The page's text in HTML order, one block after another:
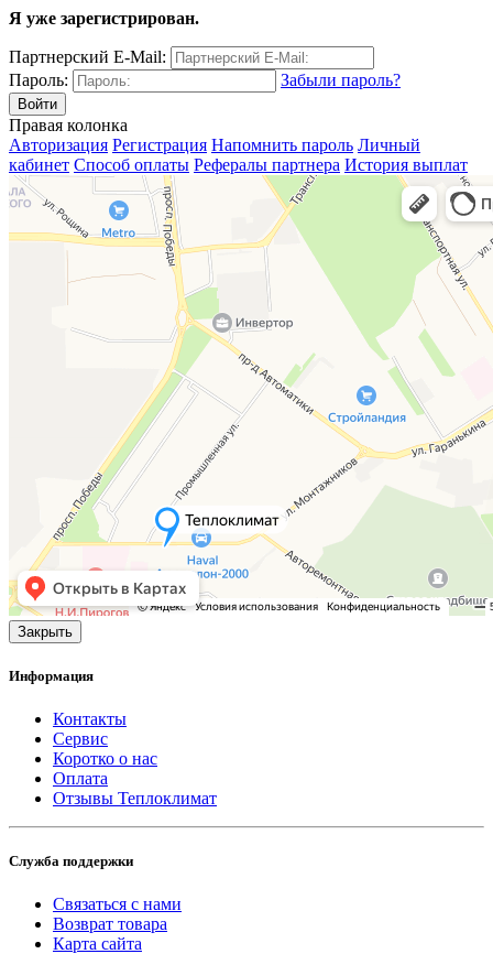
Я уже зарегистрирован.
Партнерский E-Mail:
Пароль:
Забыли пароль?
Правая колонка
Авторизация Регистрация Напомнить пароль Личный
кабинет Способ оплаты Рефералы партнера История выплат
Закрыть
Информация
Контакты
Сервис
Коротко о нас
Оплата
Отзывы Теплоклимат
Служба поддержки
Связаться с нами
Возврат товара
Карта сайта